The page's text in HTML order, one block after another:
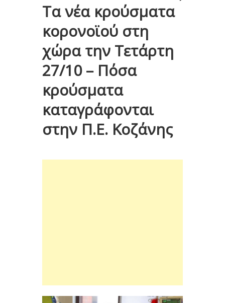
Τα νέα κρούσματα
κορονοϊού στη
χώρα την Τετάρτη
27/10 – Πόσα
κρούσματα
καταγράφονται
στην Π.Ε. Κοζάνης